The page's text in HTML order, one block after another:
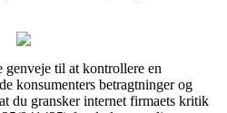
til at kontrollere en
konsumenters betragtninger og
du gransker internet firmaets kritik